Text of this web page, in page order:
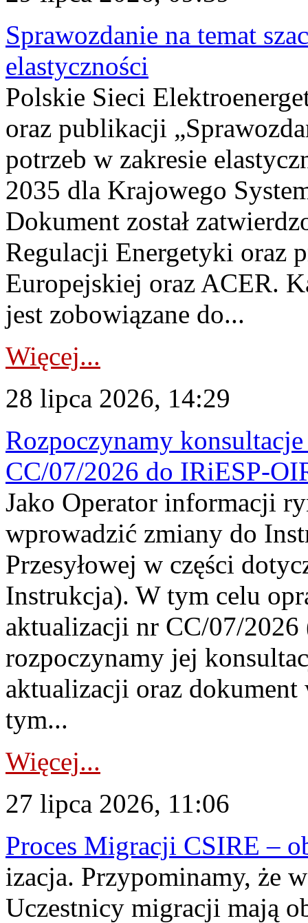
Sprawozdanie na temat
elastyczności
Polskie Sieci
oraz publikacji
potrzeb w zakresie
2035 dla Krajowego
Dokument został
Regulacji Energetyki oraz
Europejskiej oraz ACER.
jest zobowiązane do...
Więcej...
28 lipca 2026, 14:29
Rozpoczynamy
CC/07/2026 do IRiESP-
Jako Operator informacji
wprowadzić zmiany do
Przesyłowej w części
Instrukcja). W tym celu
aktualizacji nr CC/07/
rozpoczynamy jej
aktualizacji oraz
tym...
Więcej...
27 lipca 2026, 11:06
Proces Migracji CSIRE –
izacja. Przypominamy, że
Uczestnicy migracji mają